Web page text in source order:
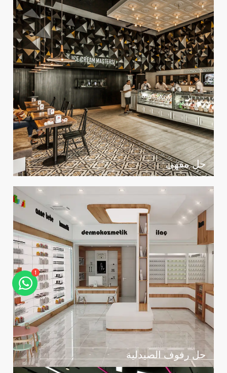
حل مقهى
حل رفوف الصيدلية
1